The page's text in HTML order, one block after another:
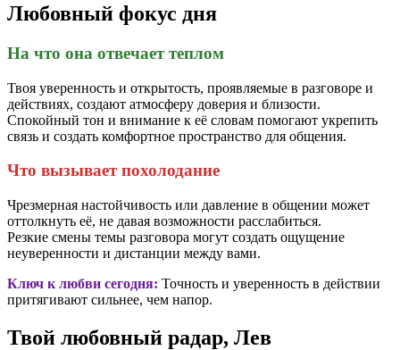
Любовный фокус дня
На что она отвечает теплом
Твоя уверенность и открытость, проявляемые в разговоре и
действиях, создают атмосферу доверия и близости.
Спокойный тон и внимание к её словам помогают укрепить
связь и создать комфортное пространство для общения.
Что вызывает похолодание
Чрезмерная настойчивость или давление в общении может
оттолкнуть её, не давая возможности расслабиться.
Резкие смены темы разговора могут создать ощущение
неуверенности и дистанции между вами.
Ключ к любви сегодня: Точность и уверенность в действии
притягивают сильнее, чем напор.
Твой любовный радар, Лев